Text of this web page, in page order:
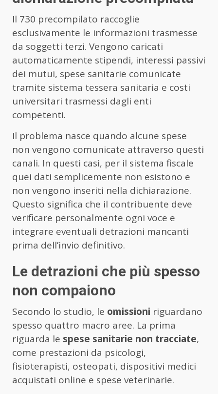
Il 730 precompilato raccoglie
esclusivamente le informazioni trasmesse
da soggetti terzi. Vengono caricati
automaticamente stipendi, interessi passivi
dei mutui, spese sanitarie comunicate
tramite sistema tessera sanitaria e costi
universitari trasmessi dagli enti
competenti.
Il problema nasce quando alcune spese
non vengono comunicate attraverso questi
canali. In questi casi, per il sistema fiscale
quei dati semplicemente non esistono e
non vengono inseriti nella dichiarazione.
Questo significa che il contribuente deve
verificare personalmente ogni voce e
integrare eventuali detrazioni mancanti
prima dell’invio definitivo.
Le detrazioni che più spesso
non compaiono
Secondo lo studio, le omissioni riguardano
spesso quattro macro aree. La prima
riguarda le spese sanitarie non tracciate,
come prestazioni da psicologi,
fisioterapisti, osteopati, dispositivi medici
acquistati online e spese veterinarie.